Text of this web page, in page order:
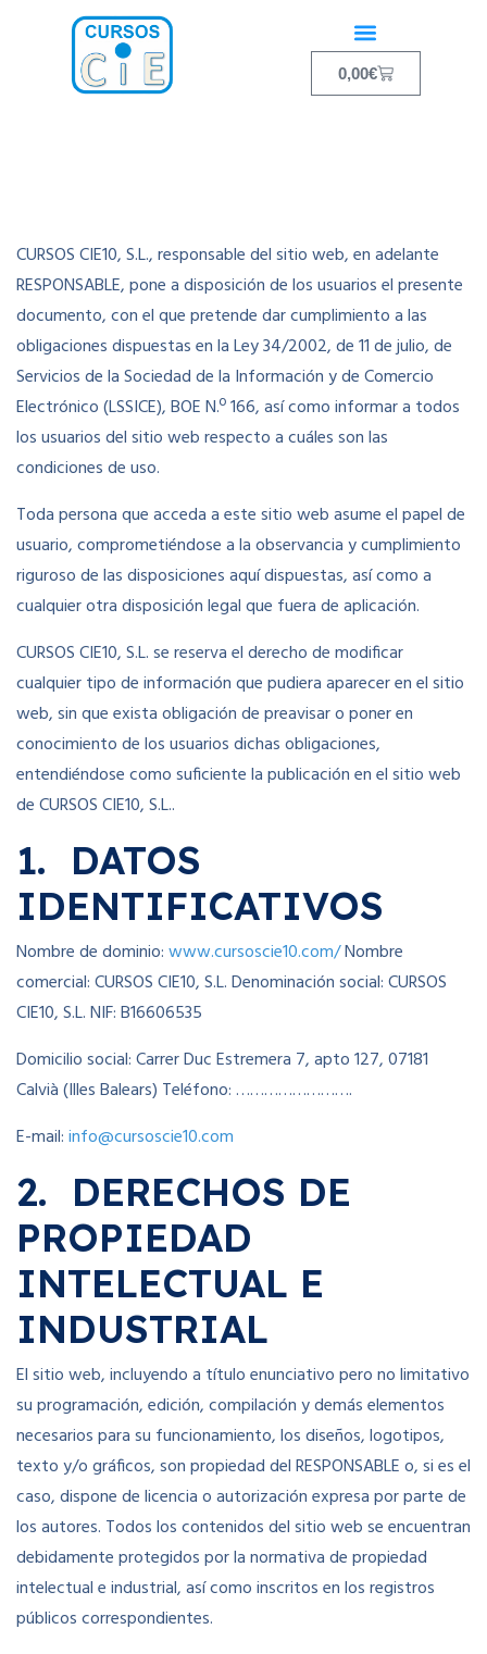
0,00€
CURSOS CIE10, S.L., responsable del sitio web, en adelante
RESPONSABLE, pone a disposición de los usuarios el presente
documento, con el que pretende dar cumplimiento a las
obligaciones dispuestas en la Ley 34/2002, de 11 de julio, de
Servicios de la Sociedad de la Información y de Comercio
Electrónico (LSSICE), BOE N.º 166, así como informar a todos
los usuarios del sitio web respecto a cuáles son las
condiciones de uso.
Toda persona que acceda a este sitio web asume el papel de
usuario, comprometiéndose a la observancia y cumplimiento
riguroso de las disposiciones aquí dispuestas, así como a
cualquier otra disposición legal que fuera de aplicación.
CURSOS CIE10, S.L. se reserva el derecho de modificar
cualquier tipo de información que pudiera aparecer en el sitio
web, sin que exista obligación de preavisar o poner en
conocimiento de los usuarios dichas obligaciones,
entendiéndose como suficiente la publicación en el sitio web
de CURSOS CIE10, S.L..
1. DATOS
IDENTIFICATIVOS
Nombre de dominio:www.cursoscie10.com/Nombre
comercial: CURSOS CIE10, S.L. Denominación social: CURSOS
CIE10, S.L. NIF: B16606535
Domicilio social: Carrer Duc Estremera 7, apto 127, 07181
Calvià (Illes Balears) Teléfono: …………………….
E-mail:info@cursoscie10.com
2. DERECHOS DE
PROPIEDAD
INTELECTUAL E
INDUSTRIAL
El sitio web, incluyendo a título enunciativo pero no limitativo
su programación, edición, compilación y demás elementos
necesarios para su funcionamiento, los diseños, logotipos,
texto y/o gráficos, son propiedad del RESPONSABLE o, si es el
caso, dispone de licencia o autorización expresa por parte de
los autores. Todos los contenidos del sitio web se encuentran
debidamente protegidos por la normativa de propiedad
intelectual e industrial, así como inscritos en los registros
públicos correspondientes.